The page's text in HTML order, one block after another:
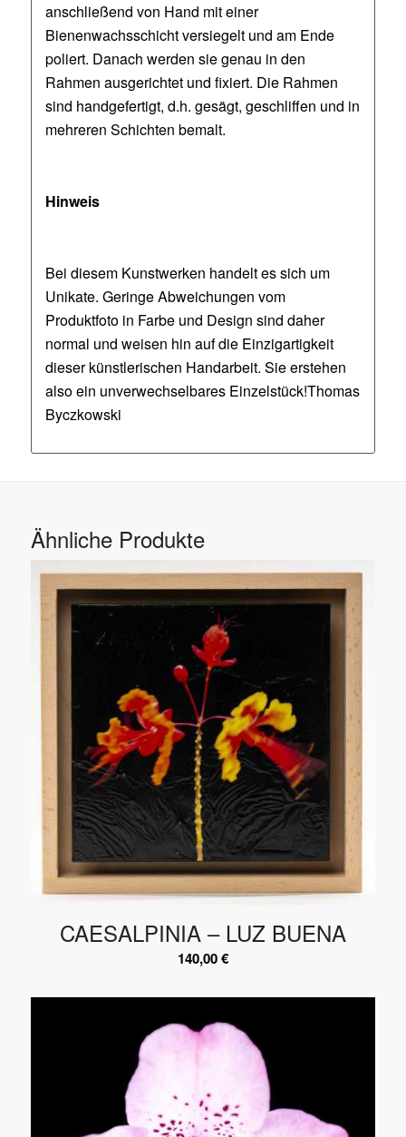
anschließend von Hand mit einer
Bienenwachsschicht versiegelt und am Ende
poliert. Danach werden sie genau in den
Rahmen ausgerichtet und fixiert. Die Rahmen
sind handgefertigt, d.h. gesägt, geschliffen und in
mehreren Schichten bemalt.
Hinweis
Bei diesem Kunstwerken handelt es sich um
Unikate. Geringe Abweichungen vom
Produktfoto in Farbe und Design sind daher
normal und weisen hin auf die Einzigartigkeit
dieser künstlerischen Handarbeit. Sie erstehen
also ein unverwechselbares Einzelstück!Thomas
Byczkowski
Ähnliche Produkte
CAESALPINIA – LUZ BUENA
140,00€